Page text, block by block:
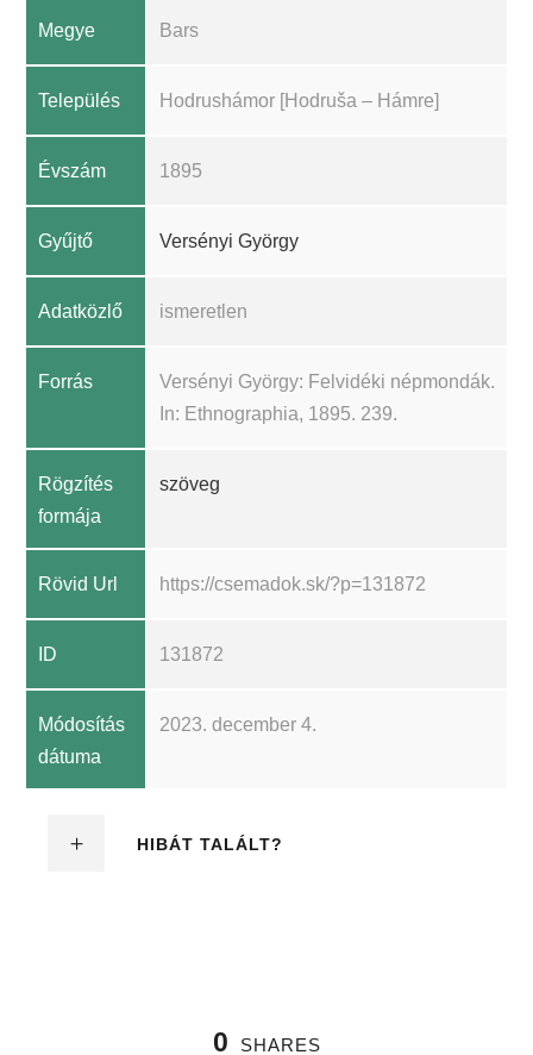
Megye Bars
Település Hodrushámor [Hodruša – Hámre]
Évszám 1895
Gyűjtő Versényi György
Adatközlő ismeretlen
Forrás
Versényi György: Felvidéki népmondák.
In: Ethnographia, 1895. 239.
Rögzítés
formája
szöveg
Rövid Url https://csemadok.sk/?p=131872
ID 131872
Módosítás
dátuma
2023. december 4.
HIBÁT TALÁLT?
0 SHARES